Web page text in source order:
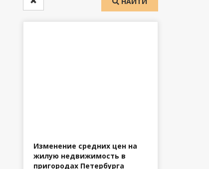
Изменение средних цен на
жилую недвижимость в
пригородах Петербурга